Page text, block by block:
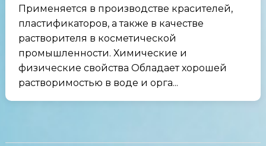
Применяется в производстве красителей,
пластификаторов, а также в качестве
растворителя в косметической
промышленности. Химические и
физические свойства Обладает хорошей
растворимостью в воде и орга...